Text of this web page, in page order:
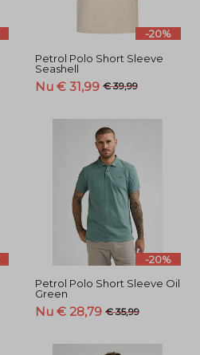
-20%
Petrol Polo Short Sleeve
Seashell
Nu € 31,99 € 39,99
-20%
Petrol Polo Short Sleeve Oil
Green
Nu € 28,79 € 35,99